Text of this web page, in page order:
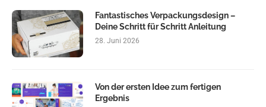
Fantastisches Verpackungsdesign –
Deine Schritt für Schritt Anleitung
28. Juni 2026
Von der ersten Idee zum fertigen
Ergebnis